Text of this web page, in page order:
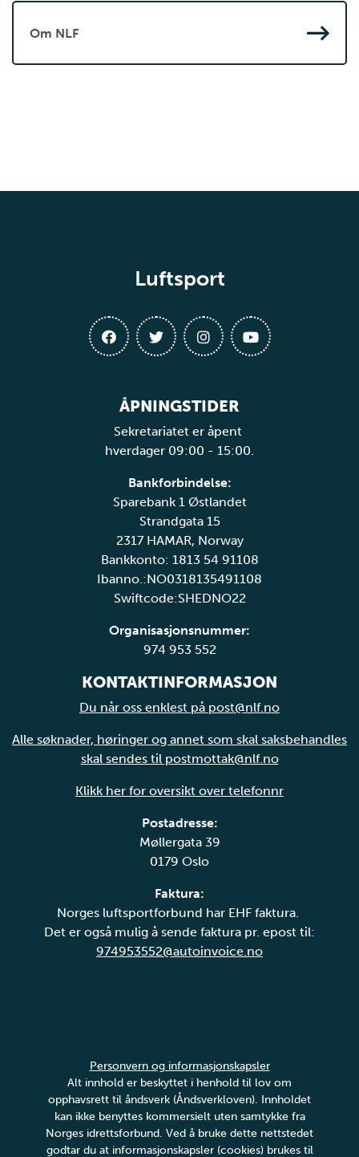
Om NLF
Luftsport
ÅPNINGSTIDER
Sekretariatet er åpent
hverdager 09:00 - 15:00.
Bankforbindelse:
Sparebank 1 Østlandet
Strandgata 15
2317 HAMAR, Norway
Bankkonto: 1813 54 91108
Ibanno.:NO0318135491108
Swiftcode:SHEDNO22
Organisasjonsnummer:
974 953 552
KONTAKTINFORMASJON
Du når oss enklest på post@nlf.no
Alle søknader, høringer og annet som skal saksbehandles
skal sendes til postmottak@nlf.no
Klikk her for oversikt over telefonnr
Postadresse:
Møllergata 39
0179 Oslo
Faktura:
Norges luftsportforbund har EHF faktura.
Det er også mulig å sende faktura pr. epost til:
974953552@autoinvoice.no
Personvern og informasjonskapsler
Alt innhold er beskyttet i henhold til lov om
opphavsrett til åndsverk (Åndsverkloven). Innholdet
kan ikke benyttes kommersielt uten samtykke fra
Norges idrettsforbund. Ved å bruke dette nettstedet
godtar du at informasjonskapsler (cookies) brukes til